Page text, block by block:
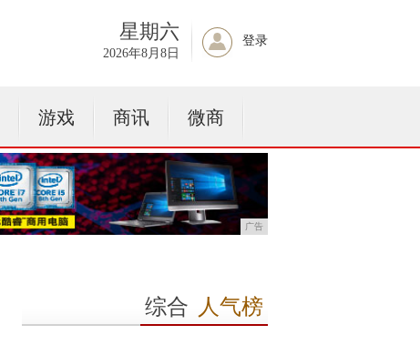
星期六
2026年8月8日
登录
游戏 商讯 微商
广告
综合 人气榜